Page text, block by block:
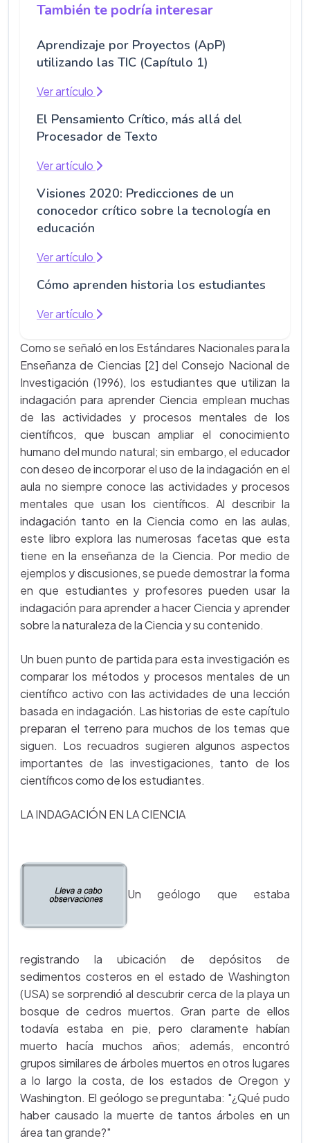
También te podría interesar
Aprendizaje por Proyectos (ApP)
utilizando las TIC (Capítulo 1)
Ver artículo
El Pensamiento Crítico, más allá del
Procesador de Texto
Ver artículo
Visiones 2020: Predicciones de un
conocedor crítico sobre la tecnología en
educación
Ver artículo
Cómo aprenden historia los estudiantes
Ver artículo
Como se señaló en los Estándares Nacionales para la
Enseñanza de Ciencias [2] del Consejo Nacional de
Investigación (1996), los estudiantes que utilizan la
indagación para aprender Ciencia emplean muchas
de las actividades y procesos mentales de los
científicos, que buscan ampliar el conocimiento
humano del mundo natural; sin embargo, el educador
con deseo de incorporar el uso de la indagación en el
aula no siempre conoce las actividades y procesos
mentales que usan los científicos. Al describir la
indagación tanto en la Ciencia como en las aulas,
este libro explora las numerosas facetas que esta
tiene en la enseñanza de la Ciencia. Por medio de
ejemplos y discusiones, se puede demostrar la forma
en que estudiantes y profesores pueden usar la
indagación para aprender a hacer Ciencia y aprender
sobre la naturaleza de la Ciencia y su contenido.
Un buen punto de partida para esta investigación es
comparar los métodos y procesos mentales de un
científico activo con las actividades de una lección
basada en indagación. Las historias de este capítulo
preparan el terreno para muchos de los temas que
siguen. Los recuadros sugieren algunos aspectos
importantes de las investigaciones, tanto de los
científicos como de los estudiantes.
LA INDAGACIÓN EN LA CIENCIA
Un geólogo que estaba
registrando la ubicación de depósitos de
sedimentos costeros en el estado de Washington
(USA) se sorprendió al descubrir cerca de la playa un
bosque de cedros muertos. Gran parte de ellos
todavía estaba en pie, pero claramente habían
muerto hacía muchos años; además, encontró
grupos similares de árboles muertos en otros lugares
a lo largo la costa, de los estados de Oregon y
Washington. El geólogo se preguntaba: "¿Qué pudo
haber causado la muerte de tantos árboles en un
área tan grande?"